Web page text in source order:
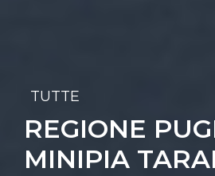
TUTTE
REGIONE
MINIPIA